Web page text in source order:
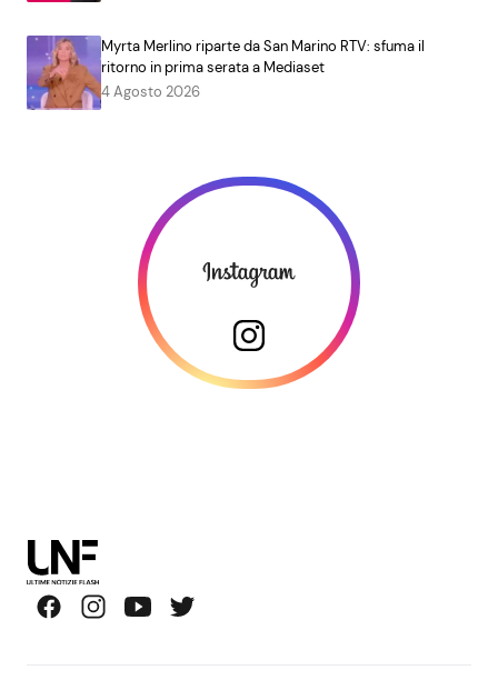
Myrta Merlino riparte da San Marino RTV: sfuma il
ritorno in prima serata a Mediaset
4 Agosto 2026